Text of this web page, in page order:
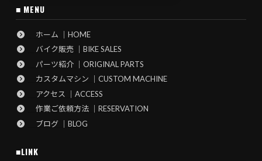
■ MENU
ホーム ｜HOME
バイク販売 ｜BIKE SALES
パーツ紹介 ｜ORIGINAL PARTS
カスタムマシン ｜CUSTOM MACHINE
アクセス ｜ACCESS
作業ご依頼方法 ｜RESERVATION
ブログ ｜BLOG
■LINK